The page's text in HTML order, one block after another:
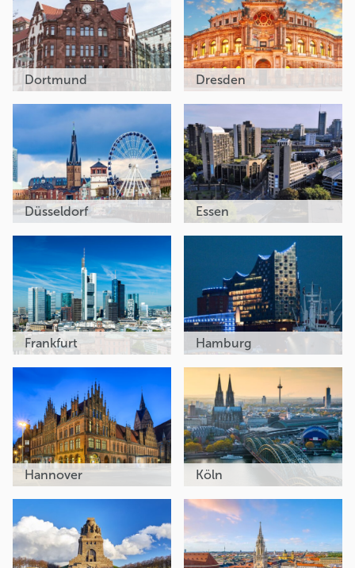
Dortmund Dresden
Düsseldorf Essen
Frankfurt Hamburg
Hannover Köln